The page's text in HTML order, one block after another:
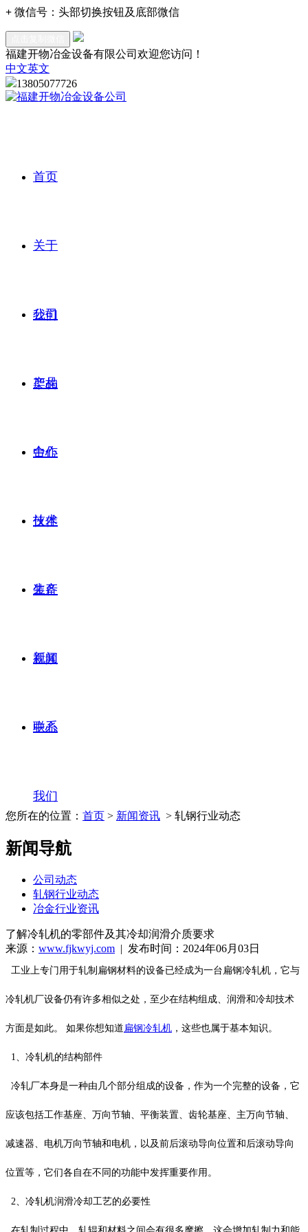
+ 微信号： 头部切换按钮及底部微信
福建开物冶金设备有限公司欢迎您访问！
中文英文
13805077726
首页
关于
我们
公司
架构
产品
中心
合作
伙伴
技术
装备
生产
视频
新闻
中心
联系
我们
您所在的位置： 首页 > 新闻资讯 > 轧钢行业动态
新闻导航
公司动态
轧钢行业动态
冶金行业资讯
了解冷轧机的零部件及其冷却润滑介质要求
来源： www.fjkwyj.com | 发布时间：2024年06月03日
工业上专门用于轧制扁钢材料的设备已经成为一台扁钢冷轧机，它与
冷轧机厂设备仍有许多相似之处，至少在结构组成、润滑和冷却技术
方面是如此。 如果你想知道 扁钢冷轧机 ，这些也属于基本知识。
1、冷轧机的结构部件
冷轧厂本身是一种由几个部分组成的设备，作为一个完整的设备，它
应该包括工作基座、万向节轴、平衡装置、齿轮基座、主万向节轴、
减速器、电机万向节轴和电机，以及前后滚动导向位置和后滚动导向
位置等，它们各自在不同的功能中发挥重要作用。
2、冷轧机润滑冷却工艺的必要性